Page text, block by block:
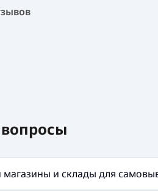
магазины и склады для